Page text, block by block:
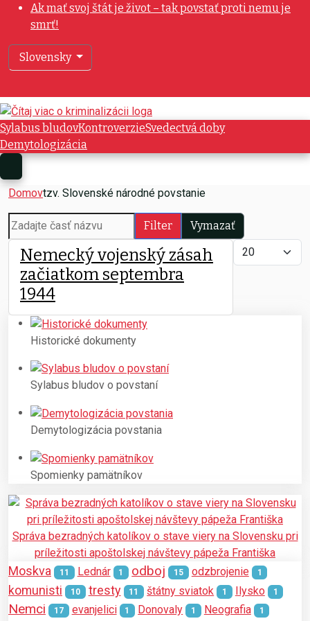
Ak mať svoj štát je život – tak povstať proti nemu je
smrť!
Vyberte váš jazyk
Slovensky
Sylabus bludovKontroverzieSvedectvá doby
Demytologizácia
Domovtzv. Slovenské národné povstanie
Zadajte časť názvu Filter
Vymazať
Zobrazené
Nemecký vojenský zásah
začiatkom septembra
1944
Historické dokumenty
Sylabus bludov o povstaní
Demytologizácia povstania
Spomienky pamätníkov
Správa bezradných katolíkov o stave viery na Slovensku pri
príležitosti apoštolskej návštevy pápeža Františka
Moskva 11 Lednár 1 odboj 15 odzbrojenie 1
komunisti 10 tresty 11 štátny sviatok 1 Ilysko 1
Nemci 17 evanjelici 1 Donovaly 1 Neografia 1